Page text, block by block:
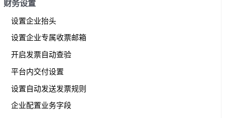
财务设置
设置企业抬头
设置企业专属收票邮箱
开启发票自动查验
平台内交付设置
设置自动发送发票规则
企业配置业务字段